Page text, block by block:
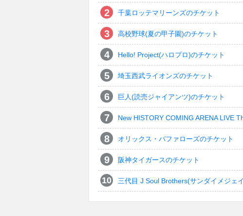
千葉ロッテマリーンズのチケット
高校野球(夏の甲子園)のチケット
Hello! Project(ハロプロ)のチケット
埼玉西武ライオンズのチケット
巨人(読売ジャイアンツ)のチケット
New HISTORY COMING ARENA LIVE
オリックス・バファローズのチケット
阪神タイガースのチケット
三代目 J Soul Brothers(サンダイメジェ